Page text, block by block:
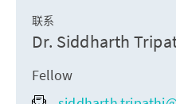
联系
Dr. Siddharth
Fellow